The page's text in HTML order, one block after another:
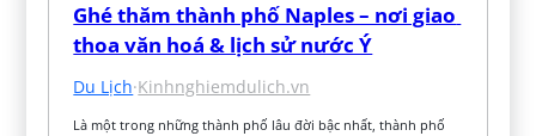
Ghé thăm thành phố Naples – nơi giao
thoa văn hoá & lịch sử nước Ý
Du Lịch·Kinhnghiemdulich.vn
Là một trong những thành phố lâu đời bậc nhất, thành phố